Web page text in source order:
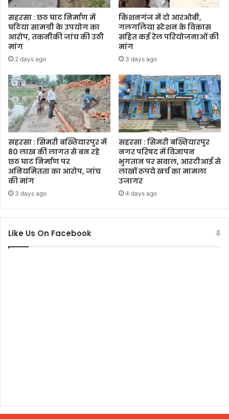
सहरसा : छठ घाट निर्माण में
घटिया सामग्री के उपयोग का
आरोप, तकनीकी जांच की उठी
मांग
2 days ago
किशनगंज में दो आरओबी,
गलगलिया स्टेशन के विकास
सहित कई रेल परियोजनाओं की
मांग
3 days ago
सहरसा : सिमरी बख्तियारपुर में
80 लाख की लागत से बन रहे
छठ घाट निर्माण पर
अनियमितता का आरोप, जांच
की मांग
3 days ago
सहरसा : सिमरी बख्तियारपुर
नगर परिषद में विज्ञापन
भुगतान पर सवाल, आरटीआई से
लाखों रुपये खर्च का मामला
उजागर
4 days ago
Like Us On Facebook